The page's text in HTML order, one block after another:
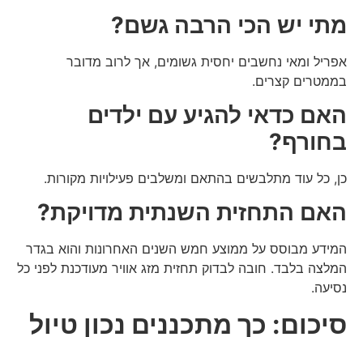
מתי יש הכי הרבה גשם?
אפריל ומאי נחשבים יחסית גשומים, אך לרוב מדובר
בממטרים קצרים.
האם כדאי להגיע עם ילדים
בחורף?
כן, כל עוד מתלבשים בהתאם ומשלבים פעילויות מקורות.
האם התחזית השנתית מדויקת?
המידע מבוסס על ממוצע חמש השנים האחרונות והוא בגדר
המלצה בלבד. חובה לבדוק תחזית מזג אוויר מעודכנת לפני כל
נסיעה.
סיכום: כך מתכננים נכון טיול